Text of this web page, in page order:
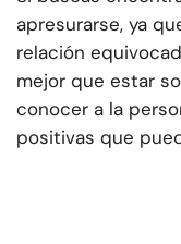
apresurarse, ya
relación
mejor que estar
conocer a la
positivas que